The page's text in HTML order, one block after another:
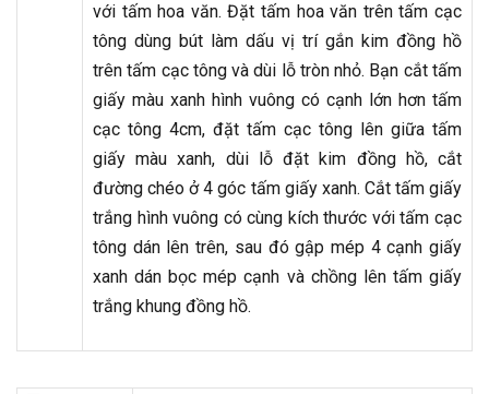
với tấm hoa văn. Đặt tấm hoa văn trên tấm cạc
tông dùng bút làm dấu vị trí gắn kim đồng hồ
trên tấm cạc tông và dùi lỗ tròn nhỏ. Bạn cắt tấm
giấy màu xanh hình vuông có cạnh lớn hơn tấm
cạc tông 4cm, đặt tấm cạc tông lên giữa tấm
giấy màu xanh, dùi lỗ đặt kim đồng hồ, cắt
đường chéo ở 4 góc tấm giấy xanh. Cắt tấm giấy
trắng hình vuông có cùng kích thước với tấm cạc
tông dán lên trên, sau đó gập mép 4 cạnh giấy
xanh dán bọc mép cạnh và chồng lên tấm giấy
trắng khung đồng hồ.